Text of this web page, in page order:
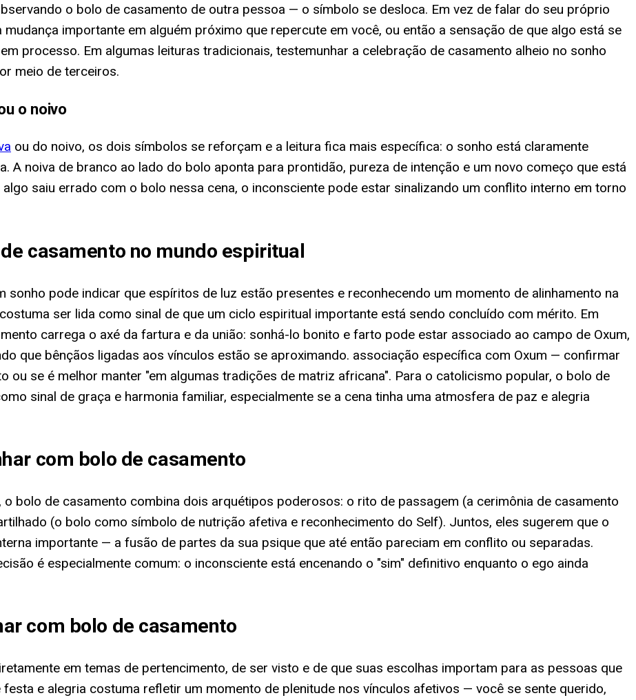
o bolo de casamento de outra pessoa — o símbolo se desloca. Em vez de falar do seu próprio
importante em alguém próximo que repercute em você, ou então a sensação de que algo está se
processo. Em algumas leituras tradicionais, testemunhar a celebração de casamento alheio no sonho
meio de terceiros.
o noivo
ou do noivo, os dois símbolos se reforçam e a leitura fica mais específica: o sonho está claramente
A noiva de branco ao lado do bolo aponta para prontidão, pureza de intenção e um novo começo que está
saiu errado com o bolo nessa cena, o inconsciente pode estar sinalizando um conflito interno em torno
casamento no mundo espiritual
sonho pode indicar que espíritos de luz estão presentes e reconhecendo um momento de alinhamento na
ser lida como sinal de que um ciclo espiritual importante está sendo concluído com mérito. Em
carrega o axé da fartura e da união: sonhá-lo bonito e farto pode estar associado ao campo de Oxum,
que bênçãos ligadas aos vínculos estão se aproximando. associação específica com Oxum — confirmar
ou se é melhor manter "em algumas tradições de matriz africana". Para o catolicismo popular, o bolo de
sinal de graça e harmonia familiar, especialmente se a cena tinha uma atmosfera de paz e alegria
com bolo de casamento
bolo de casamento combina dois arquétipos poderosos: o rito de passagem (a cerimônia de casamento
(o bolo como símbolo de nutrição afetiva e reconhecimento do Self). Juntos, eles sugerem que o
importante — a fusão de partes da sua psique que até então pareciam em conflito ou separadas.
é especialmente comum: o inconsciente está encenando o "sim" definitivo enquanto o ego ainda
com bolo de casamento
em temas de pertencimento, de ser visto e de que suas escolhas importam para as pessoas que
e alegria costuma refletir um momento de plenitude nos vínculos afetivos — você se sente querido,